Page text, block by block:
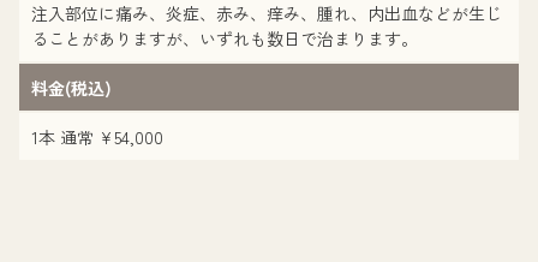
注入部位に痛み、炎症、赤み、痒み、腫れ、内出血などが生じ
ることがありますが、いずれも数日で治まります。
料金(税込)
1本 通常 ¥54,000